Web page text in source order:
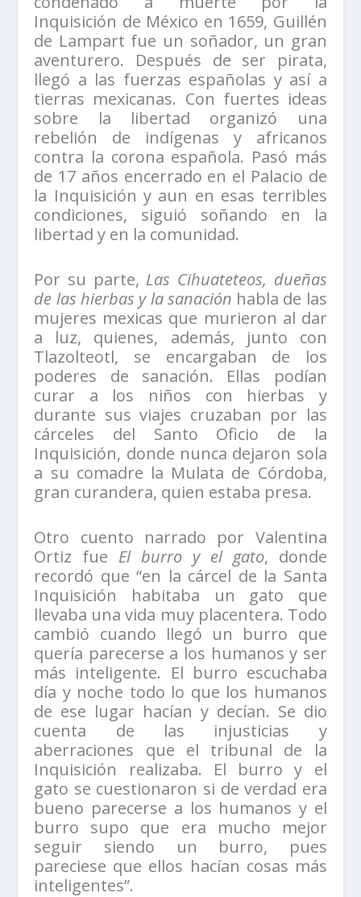
Inquisición de México en 1659, Guillén
de Lampart fue un soñador, un gran
aventurero. Después de ser pirata,
llegó a las fuerzas españolas y así a
tierras mexicanas. Con fuertes ideas
sobre la libertad organizó una
rebelión de indígenas y africanos
contra la corona española. Pasó más
de 17 años encerrado en el Palacio de
la Inquisición y aun en esas terribles
condiciones, siguió soñando en la
libertad y en la comunidad.
Por su parte, Las Cihuateteos, dueñas
de las hierbas y la sanación habla de las
mujeres mexicas que murieron al dar
a luz, quienes, además, junto con
Tlazolteotl, se encargaban de los
poderes de sanación. Ellas podían
curar a los niños con hierbas y
durante sus viajes cruzaban por las
cárceles del Santo Oficio de la
Inquisición, donde nunca dejaron sola
a su comadre la Mulata de Córdoba,
gran curandera, quien estaba presa.
Otro cuento narrado por Valentina
Ortiz fue El burro y el gato, donde
recordó que “en la cárcel de la Santa
Inquisición habitaba un gato que
llevaba una vida muy placentera. Todo
cambió cuando llegó un burro que
quería parecerse a los humanos y ser
más inteligente. El burro escuchaba
día y noche todo lo que los humanos
de ese lugar hacían y decían. Se dio
cuenta de las injusticias y
aberraciones que el tribunal de la
Inquisición realizaba. El burro y el
gato se cuestionaron si de verdad era
bueno parecerse a los humanos y el
burro supo que era mucho mejor
seguir siendo un burro, pues
pareciese que ellos hacían cosas más
inteligentes”.